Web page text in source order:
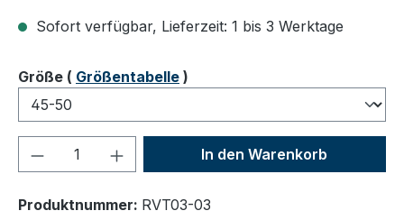
Sofort verfügbar, Lieferzeit: 1 bis 3 Werktage
Größeauswählen
( Größentabelle )
Produkt Anzahl: Gib denIn den Warenkorb
Produktnummer: RVT03-03